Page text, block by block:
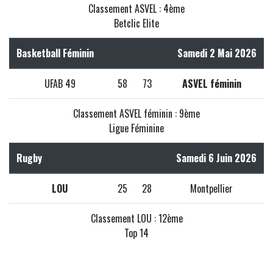
Classement ASVEL : 4ème
Betclic Elite
Basketball Féminin Samedi 2 Mai 2026
UFAB 49 58 73 ASVEL féminin
Classement ASVEL féminin : 9ème
Ligue Féminine
Rugby Samedi 6 Juin 2026
LOU 25 28 Montpellier
Classement LOU : 12ème
Top 14